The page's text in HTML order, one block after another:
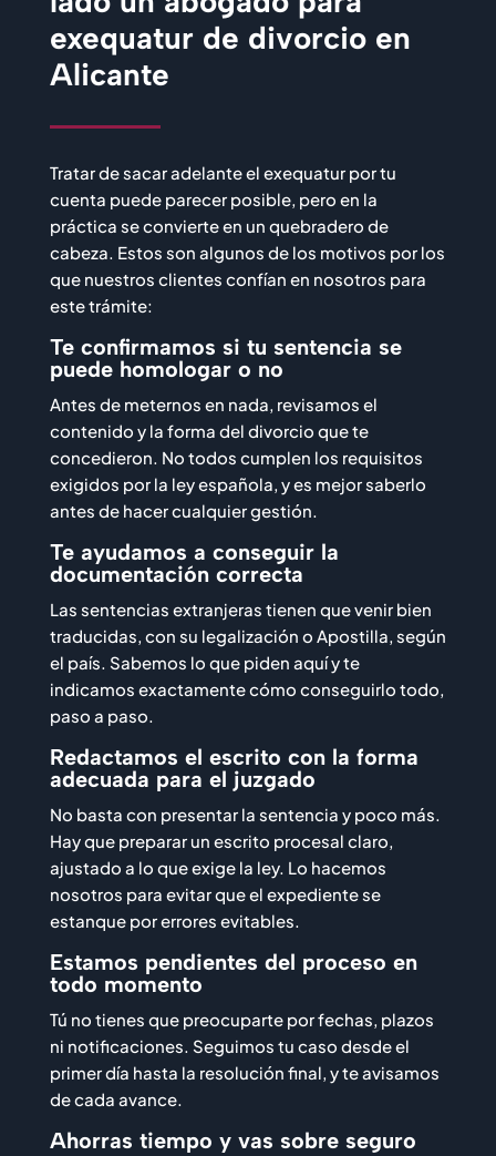
exequatur de divorcio en
Alicante
Tratar de sacar adelante el exequatur por tu
cuenta puede parecer posible, pero en la
práctica se convierte en un quebradero de
cabeza. Estos son algunos de los motivos por los
que nuestros clientes confían en nosotros para
este trámite:
Te confirmamos si tu sentencia se
puede homologar o no
Antes de meternos en nada, revisamos el
contenido y la forma del divorcio que te
concedieron. No todos cumplen los requisitos
exigidos por la ley española, y es mejor saberlo
antes de hacer cualquier gestión.
Te ayudamos a conseguir la
documentación correcta
Las sentencias extranjeras tienen que venir bien
traducidas, con su legalización o Apostilla, según
el país. Sabemos lo que piden aquí y te
indicamos exactamente cómo conseguirlo todo,
paso a paso.
Redactamos el escrito con la forma
adecuada para el juzgado
No basta con presentar la sentencia y poco más.
Hay que preparar un escrito procesal claro,
ajustado a lo que exige la ley. Lo hacemos
nosotros para evitar que el expediente se
estanque por errores evitables.
Estamos pendientes del proceso en
todo momento
Tú no tienes que preocuparte por fechas, plazos
ni notificaciones. Seguimos tu caso desde el
primer día hasta la resolución final, y te avisamos
de cada avance.
Ahorras tiempo y vas sobre seguro